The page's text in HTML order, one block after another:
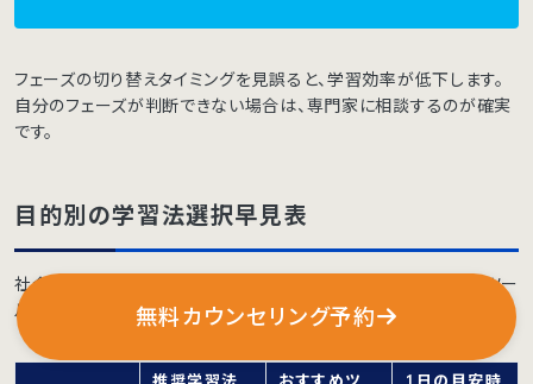
フェーズの切り替えタイミングを見誤ると、学習効率が低下します。
自分のフェーズが判断できない場合は、専門家に相談するのが確実
です。
目的別の学習法選択早見表
社会人の時間制約を前提に、目的別に推奨される学習法と優先ツー
ルを整理しました。
推奨学習法 おすすめツ 1日の目安時
無料カウンセリング予約